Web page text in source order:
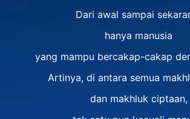
Dari awal sampai
hanya manusia
yang mampu bercakap-cakap
Artinya, di antara semua
dan makhluk ciptaan,